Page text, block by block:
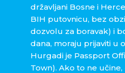
državljani Bosne i
BIH putovnicu, bez
dozvolu za boravak) i
dana, moraju prijaviti u
Hurgadi je Passport
Town). Ako to ne